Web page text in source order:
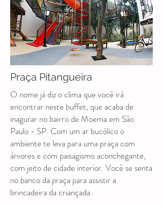
Praça Pitangueira
O nome já diz o clima que você irá
encontrar neste buffet, que acaba de
inagurar no bairro de Moema em São
Paulo - SP. Com um ar bucólico o
ambiente te leva para uma praça com
árvores e com paisagismo aconchegante,
com jeito de cidade interior. Você se senta
no banco da praça para assistir a
brincadeira da criançada.